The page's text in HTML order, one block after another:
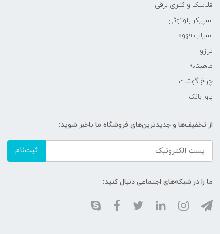
فلاسک و کتری برقی
اسپیکر بلوتوثی
اسیاب قهوه
ترازو
ماهیتابه
چرخ گوشت
پاوربانک
از تخفیف‌ها و جدیدترین‌های فروشگاه ما باخبر شوید:
ثبت‌نام
ما را در شبکه‌های اجتماعی دنبال کنید: